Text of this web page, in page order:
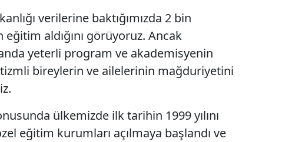
Hakkari
Hatay
Isparta
İstanbul
İzmir
verilerine baktığımızda 2 bin
aldığını görüyoruz. Ancak
yeterli program ve akademisyenin
bireylerin ve ailelerinin mağduriyetini
ülkemizde ilk tarihin 1999 yılını
eğitim kurumları açılmaya başlandı ve